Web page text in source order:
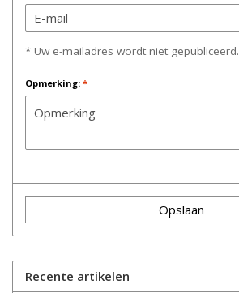
* Uw e-mailadres wordt niet gepubliceerd.
Opmerking: *
Opslaan
Recente artikelen